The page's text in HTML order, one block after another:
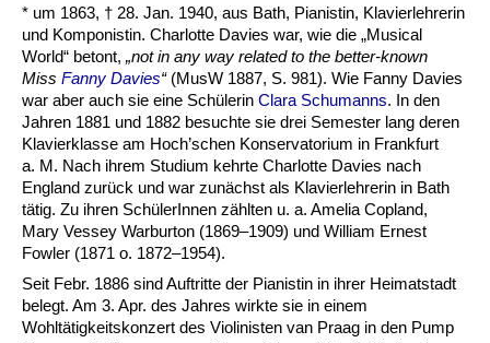
* um 1863, † 28. Jan. 1940, aus Bath, Pianistin, Klavierlehrerin
und Komponis­tin. Char­lotte Davies war, wie die „Musical
World“ betont, „not in any way related to the bet­ter-known
Miss Fanny Davies“(MusW 1887, S. 981). Wie Fanny Davies
war aber auch sie eine Schülerin Clara Schumanns. In den
Jahren 1881 und 1882 besuchte sie drei Semester lang deren
Klavierklasse am Hoch’schen Konservatorium in Frankfurt
a. M. Nach ihrem Studium kehrte Charlotte Davies nach
England zurück und war zu­nächst als Klavier­lehrerin in Bath
tätig. Zu ihren SchülerInnen zählten u. a. Amelia Copland,
Mary Vessey Warburton (1869–1909) und William Ernest
Fowler (1871 o. 1872–1954).
Seit Febr. 1886 sind Auftritte der Pianistin in ihrer Heimatstadt
belegt. Am 3. Apr. des Jahres wirkte sie in einem
Wohltätigkeitskonzert des Violinisten van Praag in den Pump